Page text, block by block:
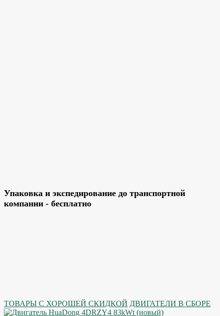
Упаковка и экспедирование до транспортной
компании - бесплатно
ТОВАРЫ С ХОРОШЕЙ СКИДКОЙ ДВИГАТЕЛИ В СБОРЕ